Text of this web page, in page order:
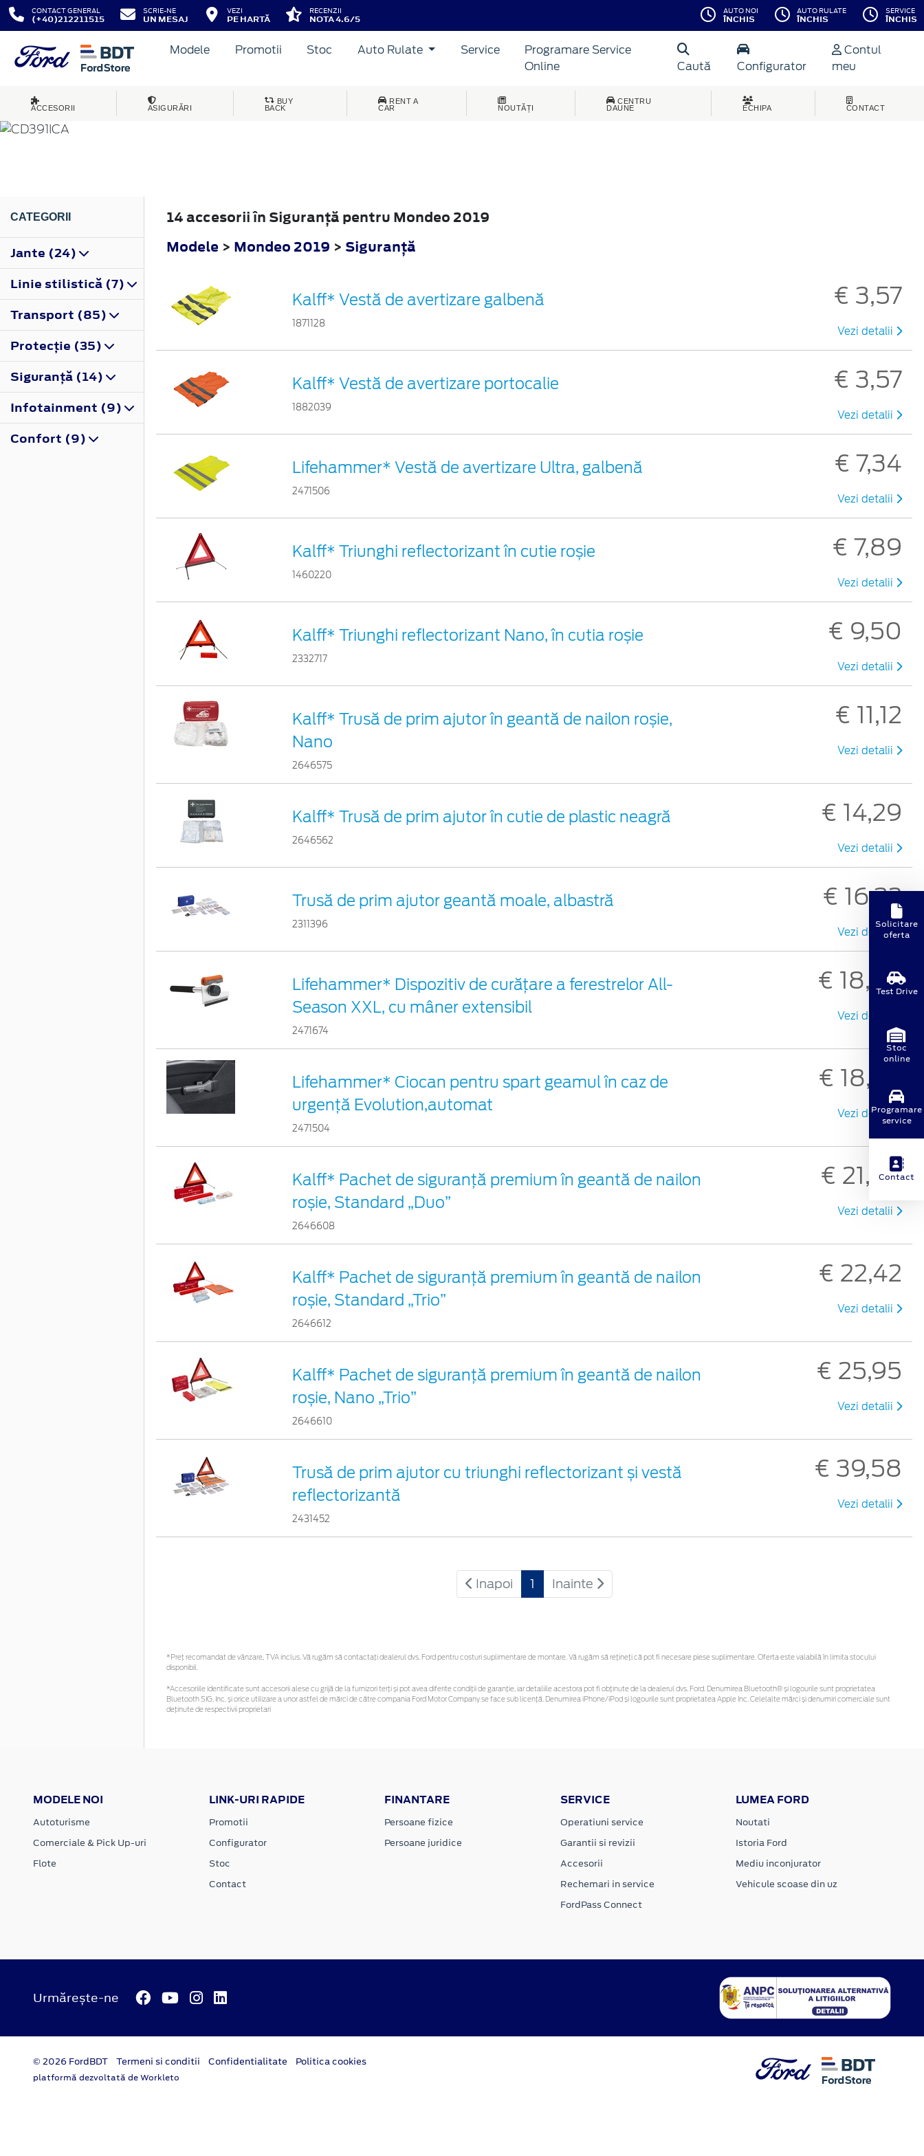
CONTACT GENERAL
(+40)212211515
SCRIE-NE
UN MESAJ
VEZI
PE HARTĂ
RECENZII
NOTA 4.6/5
AUTO NOI
ÎNCHIS
AUTO RULATE
ÎNCHIS
SERVICE
ÎNCHIS
Modele Promotii Stoc Auto Rulate Service
Programare Service
Online
Caută Configurator
Contul
meu
ACCESORII ASIGURĂRI
BUY
BACK
RENT A
CAR
NOUTĂȚI
CENTRU
DAUNE
ECHIPA CONTACT
MONDEO
CATEGORII
Jante (24)
Linie stilistică (7)
Transport (85)
Protecţie (35)
Siguranţă (14)
Infotainment (9)
Confort (9)
14 accesorii în Siguranţă pentru Mondeo 2019
Modele > Mondeo 2019 > Siguranţă
Kalff* Vestă de avertizare galbenă
1871128
€ 3,57
Vezi detalii
Kalff* Vestă de avertizare portocalie
1882039
€ 3,57
Vezi detalii
Lifehammer* Vestă de avertizare Ultra, galbenă
2471506
€ 7,34
Vezi detalii
Kalff* Triunghi reflectorizant în cutie roșie
1460220
€ 7,89
Vezi detalii
Kalff* Triunghi reflectorizant Nano, în cutia roșie
2332717
€ 9,50
Vezi detalii
Kalff* Trusă de prim ajutor în geantă de nailon roșie,
Nano
2646575
€ 11,12
Vezi detalii
Kalff* Trusă de prim ajutor în cutie de plastic neagră
2646562
€ 14,29
Vezi detalii
Trusă de prim ajutor geantă moale, albastră
2311396
€ 16,32
Vezi detalii
Lifehammer* Dispozitiv de curățare a ferestrelor All-
Season XXL, cu mâner extensibil
2471674
€ 18,30
Vezi detalii
Lifehammer* Ciocan pentru spart geamul în caz de
urgenţă Evolution,automat
2471504
€ 18,98
Vezi detalii
Kalff* Pachet de siguranţă premium în geantă de nailon
roșie, Standard „Duo”
2646608
€ 21,48
Vezi detalii
Kalff* Pachet de siguranţă premium în geantă de nailon
roșie, Standard „Trio”
2646612
€ 22,42
Vezi detalii
Kalff* Pachet de siguranţă premium în geantă de nailon
roșie, Nano „Trio”
2646610
€ 25,95
Vezi detalii
Trusă de prim ajutor cu triunghi reflectorizant și vestă
reflectorizantă
2431452
€ 39,58
Vezi detalii
Inapoi 1 Inainte
*Preţ recomandat de vânzare, TVA inclus. Vă rugăm să contactaţi dealerul dvs. Ford pentru costuri suplimentare de montare. Vă rugăm să rețineți că pot fi necesare piese suplimentare. Oferta este valabilă în limita stocului
disponibil.
*Accesoriile identificate sunt accesorii alese cu grijă de la furnizori terți și pot avea diferite condiții de garanție, iar detaliile acestora pot fi obținute de la dealerul dvs. Ford. Denumirea Bluetooth® și logourile sunt proprietatea
Bluetooth SIG, Inc. și orice utilizare a unor astfel de mărci de către compania Ford Motor Company se face sub licență. Denumirea iPhone/iPod și logourile sunt proprietatea Apple Inc. Celelalte mărci și denumiri comerciale sunt
deținute de respectivii proprietari
MODELE NOI
Autoturisme
Comerciale & Pick Up-uri
Flote
LINK-URI RAPIDE
Promotii
Configurator
Stoc
Contact
FINANTARE
Persoane fizice
Persoane juridice
SERVICE
Operatiuni service
Garantii si revizii
Accesorii
Rechemari in service
FordPass Connect
LUMEA FORD
Noutati
Istoria Ford
Mediu inconjurator
Vehicule scoase din uz
Urmărește-ne
© 2026 FordBDT Termeni si conditii Confidentialitate Politica cookies
platformă dezvoltată de Workleto
Solicitare
oferta
Test Drive
Stoc
online
Programare
service
Contact